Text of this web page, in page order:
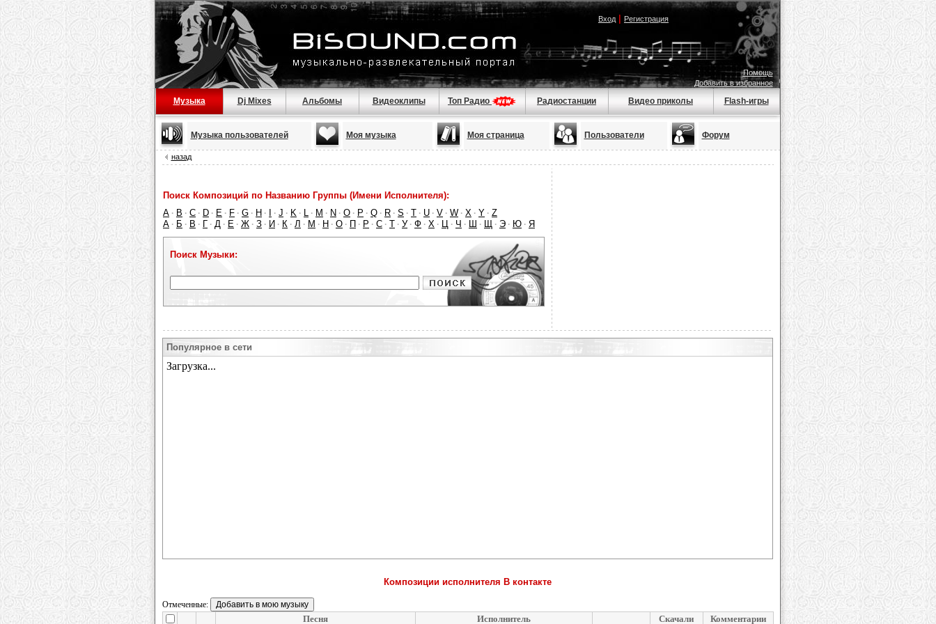
Вход| Регистрация
Помощь
Добавить в избранное
Музыка Dj Mixes Альбомы Видеоклипы Топ Радио Радиостанции Видео приколы Flash-игры
Музыка пользователей Моя музыка Моя страница Пользователи Форум
назад
Поиск Композиций по Названию Группы (Имени Исполнителя):
A · B · C · D · E · F · G · H · · J · K · L · M · N · O · P · Q · R · S · T · U · V · W · X · Y · Z
А · Б · В · Г · Д · Е · Ж · З · И · К · Л · М · Н · О · П · Р · С · Т · У · Ф · Х · Ц · Ч · Ш · Щ · Э · Ю · Я
Поиск Музыки:
Популярное в сети
Композиции исполнителя В контакте
Отмеченные:
Песня Исполнитель Скачали Комментарии